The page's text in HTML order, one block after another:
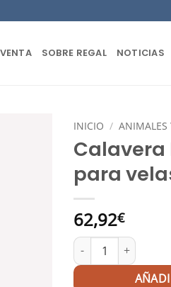
SOBRE REGAL NOTICIAS
INICIO / ANIMALES
Calavera
para
62,92€
Calavera Mexicana